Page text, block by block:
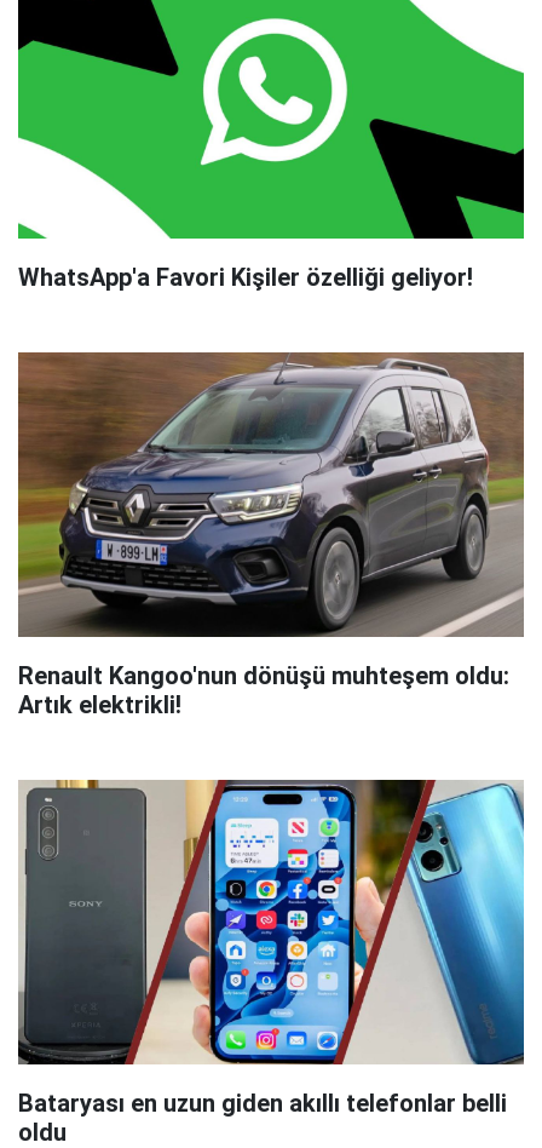
WhatsApp'a Favori Kişiler özelliği geliyor!
Renault Kangoo'nun dönüşü muhteşem oldu:
Artık elektrikli!
Bataryası en uzun giden akıllı telefonlar belli
oldu